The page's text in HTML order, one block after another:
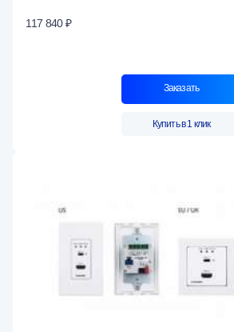
117 840 ₽
Заказать
Купить в 1 клик